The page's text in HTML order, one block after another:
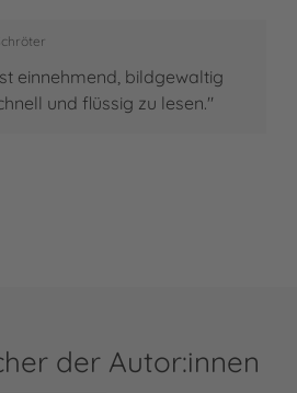
einnehmend, bildgewaltig
und flüssig zu lesen."
der Autor:innen